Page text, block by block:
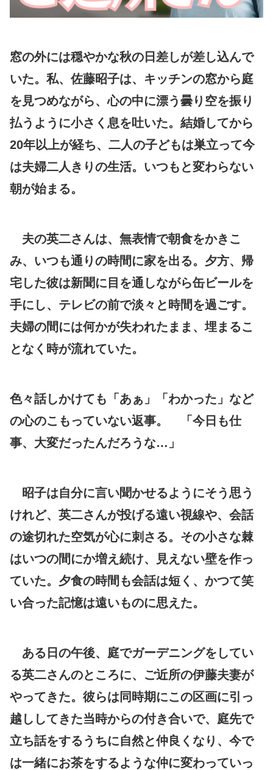
窓の外には穏やかな秋の日差しが差し込んで
いた。私、佐藤昭子は、キッチンの窓から庭
を見つめながら、心の中に漂う曇り空を振り
払うように小さく息を吐いた。結婚してから
20年以上が経ち、二人の子どもは巣立って今
は夫婦二人きりの生活。いつもと変わらない
朝が始まる。
夫の英二さんは、無表情で朝食をかきこ
み、いつも通りの時間に家を出る。夕方、帰
宅した彼は新聞に目を通しながら缶ビールを
手にし、テレビの前で淡々と時間を過ごす。
夫婦の間には何かが失われたまま、埋まるこ
となく時が流れていた。
色々話しかけても「あぁ」「わかった」など
の心のこもっていない返事。 「今日も仕
事、大変だったんだろうな…」
昭子は自分に言い聞かせるようにそう思う
けれど、英二さんが投げる遠い視線や、会話
の途切れた空気が心に刺さる。その小さな棘
はいつの間にか増え続け、見えない壁を作っ
ていた。夕食の時間も会話は短く、かつて笑
い合った記憶は遠いものに思えた。
ある日の午後、庭でガーデニングをしてい
る英二さんのところに、ご近所の伊藤夫妻が
やってきた。彼らは同時期にこの区画に引っ
越ししてきた当時からの付き合いで、庭先で
立ち話をするうちに自然と仲良くなり、今で
は一緒にお茶をするような仲に変わっていっ